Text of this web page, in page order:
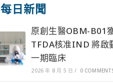
每日新聞
原創生醫OBM-B01
TFDA核准IND 將啟
一期臨床
2026 年 8 月 5 日 / 0